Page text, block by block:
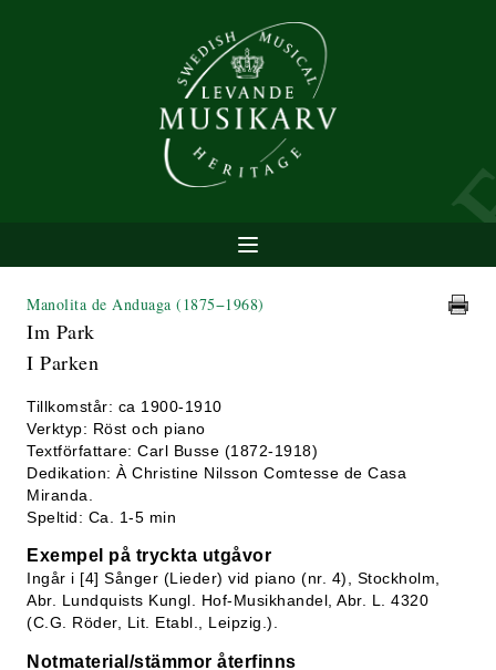
Manolita de Anduaga (1875−1968)
Im Park
I Parken
Tillkomstår: ca 1900-1910
Verktyp: Röst och piano
Textförfattare: Carl Busse (1872-1918)
Dedikation: À Christine Nilsson Comtesse de Casa
Miranda.
Speltid: Ca. 1-5 min
Exempel på tryckta utgåvor
Ingår i [4] Sånger (Lieder) vid piano (nr. 4), Stockholm,
Abr. Lundquists Kungl. Hof-Musikhandel, Abr. L. 4320
(C.G. Röder, Lit. Etabl., Leipzig.).
Notmaterial/stämmor återfinns